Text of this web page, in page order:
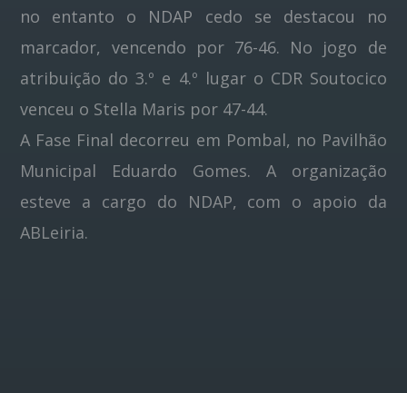
no entanto o NDAP cedo se destacou no
marcador, vencendo por 76-46. No jogo de
atribuição do 3.º e 4.º lugar o CDR Soutocico
venceu o Stella Maris por 47-44.
A Fase Final decorreu em Pombal, no Pavilhão
Municipal Eduardo Gomes. A organização
esteve a cargo do NDAP, com o apoio da
ABLeiria.